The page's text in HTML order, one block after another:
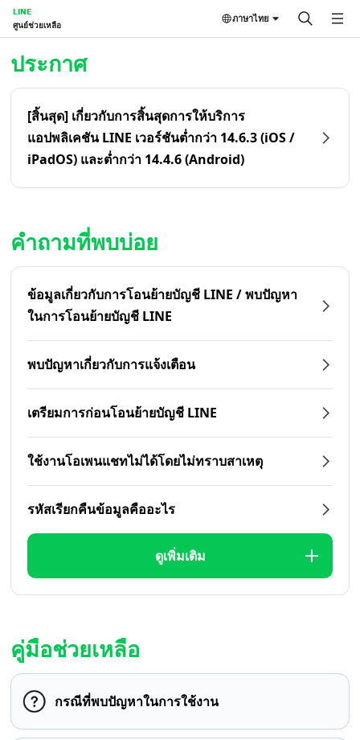
LINE
ศูนย์ช่วยเหลือ
ภาษาไทย
ประกาศ
[สิ้นสุด] เกี่ยวกับการสิ้นสุดการให้บริการ
แอปพลิเคชัน LINE เวอร์ชันต่ำกว่า 14.6.3 (iOS /
iPadOS) และต่ำกว่า 14.4.6 (Android)
คำถามที่พบบ่อย
ข้อมูลเกี่ยวกับการโอนย้ายบัญชี LINE / พบปัญหา
ในการโอนย้ายบัญชี LINE
พบปัญหาเกี่ยวกับการแจ้งเตือน
เตรียมการก่อนโอนย้ายบัญชี LINE
ใช้งานโอเพนแชทไม่ได้โดยไม่ทราบสาเหตุ
รหัสเรียกคืนข้อมูลคืออะไร
ดูเพิ่มเติม
คู่มือช่วยเหลือ
กรณีที่พบปัญหาในการใช้งาน